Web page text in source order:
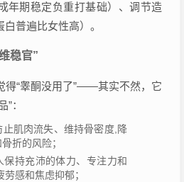
年期稳定负重打基础）、调节造
普遍比女性高）。
稳官”
得“睾酮没用了”——其实不然，它
：
止肌肉流失、维持骨密度,降
折的风险；
保持充沛的体力、专注力和
感和焦虑抑郁；